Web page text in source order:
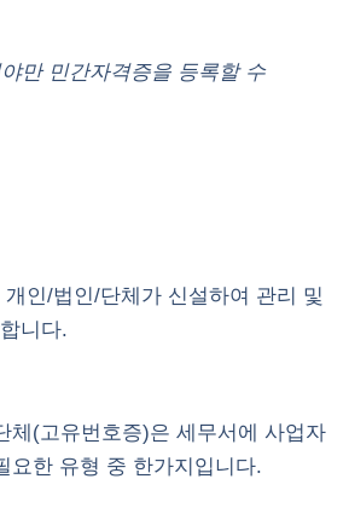
만 민간자격증을 등록할 수
인/법인/단체가 신설하여 관리 및
니다.
체(고유번호증)은 세무서에 사업자
요한 유형 중 한가지입니다.